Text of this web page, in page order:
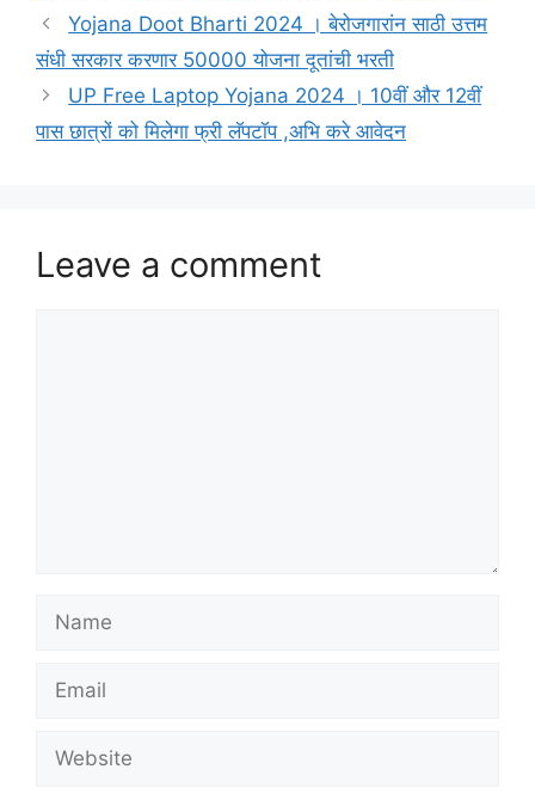
Yojana Doot Bharti 2024 । बेरोजगारांन साठी उत्तम
संधी सरकार करणार 50000 योजना दूतांची भरती
UP Free Laptop Yojana 2024 । 10वीं और 12वीं
पास छात्रों को मिलेगा फ्री लॅपटॉप ,अभि करे आवेदन
Leave a comment